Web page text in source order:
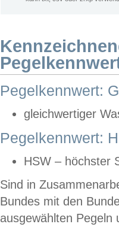
Pegelkennwert:
gleichwertiger
Pegelkennwert:
HSW – höchster
Sind in
Bundes mit den
ausgewählten